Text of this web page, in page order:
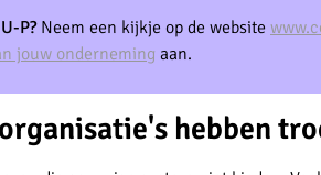
P?Neem een kijkje op de website
jouw onderneming aan.
hebben